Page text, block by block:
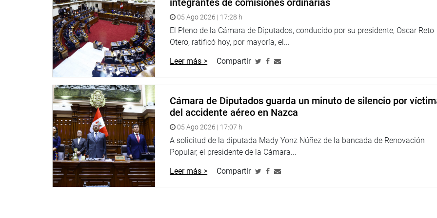
de los recursos adquisiciones cuestionadas durante la pandemia, el tráfico de plazas laborales en beneficio del
personal de su confianza, el gasto millonario en publicidad y marketing, entre otros”.
Consideró que la investigación fiscal que se sigue contra la presunta organización criminal «El Club de las
Farmacéuticas» ha dado a conocer diversos indicios de una gestión irregular de los recursos públicos de
EsSalud, que no solo se agota en las contrataciones directas, sino que también se suma al caso denominado
«Los Ángeles Negros», que se trata de una presunta organización criminal que traficaba con camas UCI en el
Hospital Almenara (EsSalud).
Sostuvo que por todas estas razones resulta procedente la conformación de una comisión investigadora.
OFICINA DE COMUNICACIONES
05 Ago 2026 | 17:28 h
El Pleno de la Cámara de Diputados, conducido por su presidente, Oscar Reto
Otero, ratificó hoy, por mayoría, el...
Leer más > Compartir
Cámara de Diputados guarda un minuto de silencio por
del accidente aéreo en Nazca
05 Ago 2026 | 17:07 h
A solicitud de la diputada Mady Yonz Núñez de la bancada de Renovación
Popular, el presidente de la Cámara...
Leer más > Compartir